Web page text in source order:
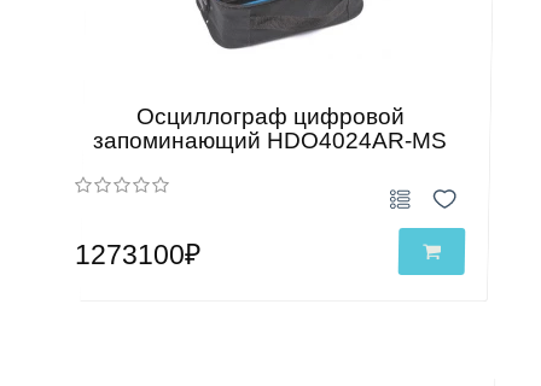
Осциллограф цифровой
запоминающий HDO4024AR-MS
1273100₽